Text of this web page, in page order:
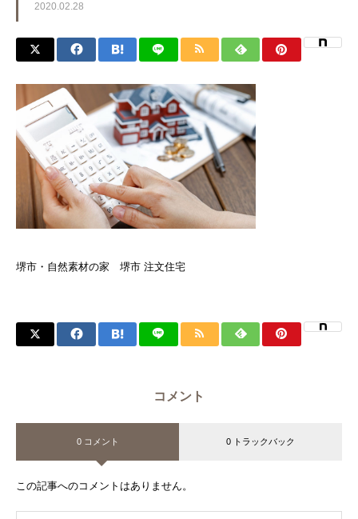
2020.02.28
堺市・自然素材の家 堺市 注文住宅
コメント
0 コメント 0 トラックバック
この記事へのコメントはありません。